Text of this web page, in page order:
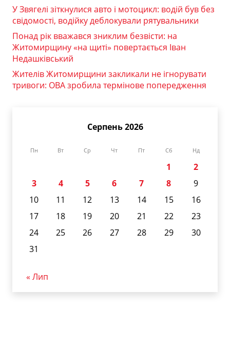
У Звягелі зіткнулися авто і мотоцикл: водій був без
свідомості, водійку деблокували рятувальники
Понад рік вважався зниклим безвісти: на
Житомирщину «на щиті» повертається Іван
Недашківський
Жителів Житомирщини закликали не ігнорувати
тривоги: ОВА зробила термінове попередження
Серпень 2026
Пн Вт Ср Чт Пт Сб Нд
1
2
3
4 5 6 7 8
9
10
11 12 13 14 15
16
17
18 19 20 21 22
23
24
25 26 27 28 29
30
31
« Лип